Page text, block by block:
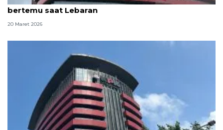
bertemu saat Lebaran
20 Maret 2026